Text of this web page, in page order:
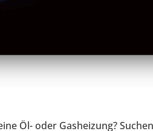
Öl- oder Gasheizung?